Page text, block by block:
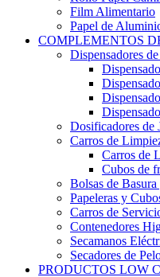
Film Alimentario
Papel de
COMPLEMENTOS
Dispensadores
Dosificadores de
Carros de
Carros de
Cubos de
Bolsas de Basura
Papeleras y
Carros de
Contenedores
Secamanos
Secadores de
PRODUCTOS LOW